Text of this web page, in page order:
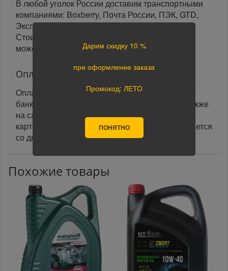
В любой уголок России доставим транспортными
компаниями: Boxberry, Почта России, ПЭК, GTD,
Экспресс Авто, Луч, Яндекс.Доставка.
Стоимость доставки в разные регионы России
может отличаться.
Оплата
Оплата заказа осуществляется наличными или
банковской картой курьеру при получении, а также
на сайте при оформлении заказа. При оплате
картой на сайте указанный срок доставки считается
со дня поступления оплаты.
Похожие товары
Дарим скидку 10 %
при оформление заказа
Промокод: ЛЕТО
ПОНЯТНО